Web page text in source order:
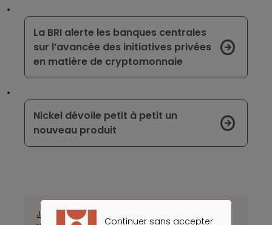
La BRI alerte les banques centrales
sur l’avancée des initiatives privées
en matière de cryptomonnaie
Nickel dévoile petit à petit un
nouveau produit
Janvier Février
Continuer sans accepter